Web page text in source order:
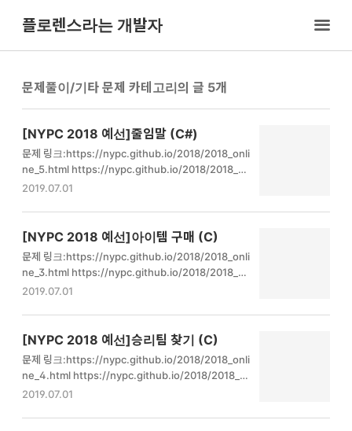
플로렌스라는 개발자
문제풀이/기타 문제 5
[NYPC 2018 예선]줄임말 (C#)
문제 링크:https://nypc.github.io/2018/2018_onli
ne_5.html https://nypc.github.io/2018/2018_o
nline_5.html ← 목록으로 줄임말 좀 놀 줄 알려면 줄임
만을 따와서 줄임말을 만들곤 한다. 예를 들어, '애교 빼
면 시체'를 '애빼시'라고 하고 '혼자 코인 노래방'을 '혼
코노'로 부른다. 문제에서 주어지는 문장들은 다음을 만
족한다. 1) 한글과 영어로 이루어진 문장이다. 2) 문장
은 단어들로 이루어지고 단어들 사이에는 공백이 하나
존재한다. 단어는 한글과 영어가 혼용될 수 있다. 3) 문
2019.07.01
[NYPC 2018 예선]아이템 구매 (C)
문제 링크:https://nypc.github.io/2018/2018_onli
ne_3.html https://nypc.github.io/2018/2018_o
nline_3.html ← 목록으로 아이템 구매 게임개발자 상
약 두 종류의 아이템만 판매하고 있다. 상현이는 유저들
의 판매 로그를 기록해야하는데, 실수로 그만 유저들이
상점에서 사용한 총액만 기록하고 말았다. 체력 물약의
가격은 P원이고, 마나 물약 가격은 Q원이다. 그리고 한
유저가 상점에서 사용한 총액은 W원이다. 상현이를 도
와 유저가 상점에서 구매한 아이템 개수를 구하는 프로
2019.07.01
[NYPC 2018 예선]승리팀 찾기 (C)
문제 링크:https://nypc.github.io/2018/2018_onli
ne_4.html https://nypc.github.io/2018/2018_o
nline_4.html ← 목록으로 승리팀 찾기 우성이는 카트
때문에 개인전 보다는 팀전을 즐겨 한다. 게임의 종류와
2019.07.01